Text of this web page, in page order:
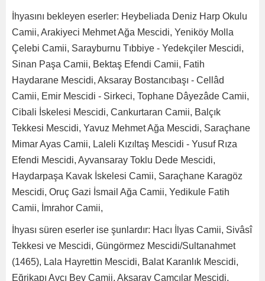
İhyasını bekleyen eserler: Heybeliada Deniz Harp Okulu
Camii, Arakiyeci Mehmet Ağa Mescidi, Yeniköy Molla
Çelebi Camii, Sarayburnu Tıbbiye - Yedekçiler Mescidi,
Sinan Paşa Camii, Bektaş Efendi Camii, Fatih
Haydarane Mescidi, Aksaray Bostancıbaşı - Cellâd
Camii, Emir Mescidi - Sirkeci, Tophane Dâyezâde Camii,
Cibali İskelesi Mescidi, Cankurtaran Camii, Balçık
Tekkesi Mescidi, Yavuz Mehmet Ağa Mescidi, Saraçhane
Mimar Ayas Camii, Laleli Kızıltaş Mescidi - Yusuf Rıza
Efendi Mescidi, Ayvansaray Toklu Dede Mescidi,
Haydarpaşa Kavak İskelesi Camii, Saraçhane Karagöz
Mescidi, Oruç Gazi İsmail Ağa Camii, Yedikule Fatih
Camii, İmrahor Camii,
İhyası süren eserler ise şunlardır: Hacı İlyas Camii, Sivâsî
Tekkesi ve Mescidi, Güngörmez Mescidi/Sultanahmet
(1465), Lala Hayrettin Mescidi, Balat Karanlık Mescidi,
Eğrikapı Avcı Bey Camii, Aksaray Camcılar Mescidi,